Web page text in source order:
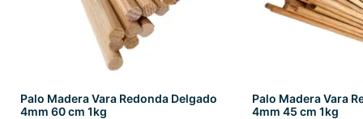
Palo Madera Vara Redonda Delgado
4mm 60 cm 1kg
Palo Madera Vara
4mm 45 cm 1kg